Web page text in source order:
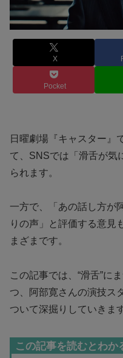
X
Pocket
日曜劇場『キャスター』
て、SNSでは「滑舌が気
られます。
一方で、「あの話し方が
りの声」と評価する意見
まざまです。
この記事では、“滑舌”に
つ、阿部寛さんの演技ス
ついて深掘りしていきます
この記事を読むとわか